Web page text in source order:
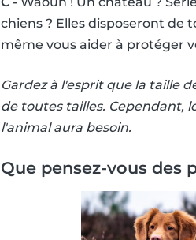
chiens ? Elles disposeront de
même vous aider à protéger
Gardez à l'esprit que la taille
de toutes tailles. Cependant,
l'animal aura besoin.
Que pensez-vous des